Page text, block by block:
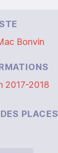
Bonvin
2017-2018
PLACES